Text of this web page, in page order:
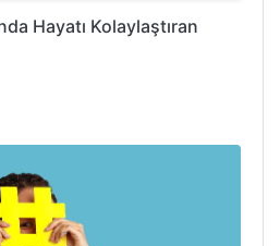
Hayatı Kolaylaştıran